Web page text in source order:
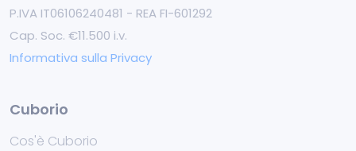
P.IVA IT06106240481 - REA FI-601292
Cap. Soc. €11.500 i.v.
Informativa sulla Privacy
Cuborio
Cos'è Cuborio